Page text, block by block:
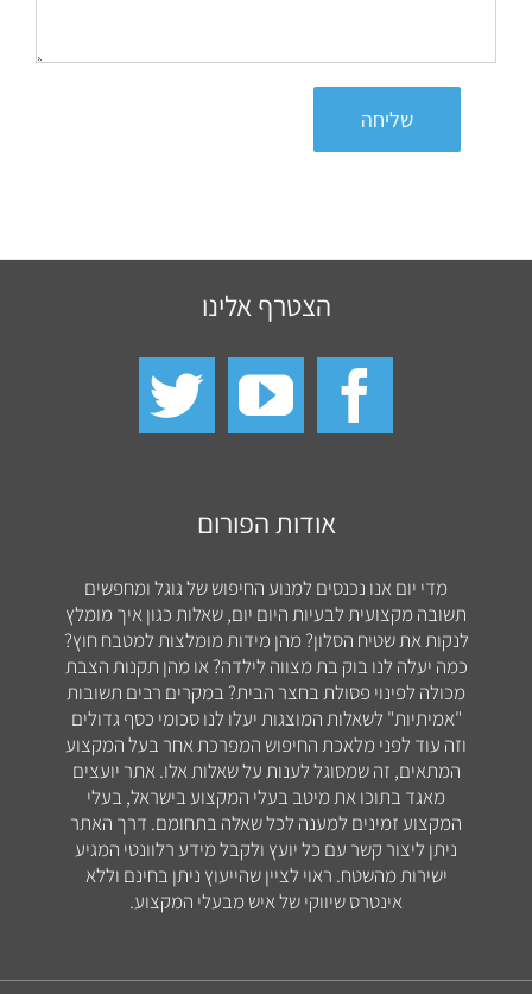
שליחה
הצטרף אלינו
אודות הפורום
מדי יום אנו נכנסים למנוע החיפוש של גוגל ומחפשים
תשובה מקצועית לבעיות היום יום, שאלות כגון איך מומלץ
לנקות את שטיח הסלון? מהן מידות מומלצות למטבח חוץ?
כמה יעלה לנו בוק בת מצווה לילדה? או מהן תקנות הצבת
מכולה לפינוי פסולת בחצר הבית? במקרים רבים תשובות
"אמיתיות" לשאלות המוצגות יעלו לנו סכומי כסף גדולים
וזה עוד לפני מלאכת החיפוש המפרכת אחר בעל המקצוע
המתאים, זה שמסוגל לענות על שאלות אלו. אתר יועצים
מאגד בתוכו את מיטב בעלי המקצוע בישראל, בעלי
המקצוע זמינים למענה לכל שאלה בתחומם. דרך האתר
ניתן ליצור קשר עם כל יועץ ולקבל מידע רלוונטי המגיע
ישירות מהשטח. ראוי לציין שהייעוץ ניתן בחינם וללא
אינטרס שיווקי של איש מבעלי המקצוע.